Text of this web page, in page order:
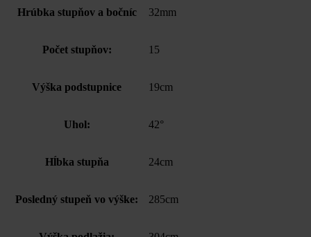
Hrúbka stupňov a bočníc 32mm
Počet stupňov: 15
Výška podstupnice 19cm
Uhol: 42°
Hĺbka stupňa 24cm
Posledný stupeň vo výške: 285cm